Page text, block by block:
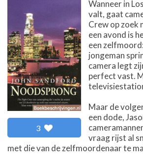
3
Wanneer in
valt, gaat
Crew op zoek
een avond is
een
jongeman
camera legt
perfect vast.
Maar de
een dode,
vraag rijst al
met die van de zelfmoordenaar te